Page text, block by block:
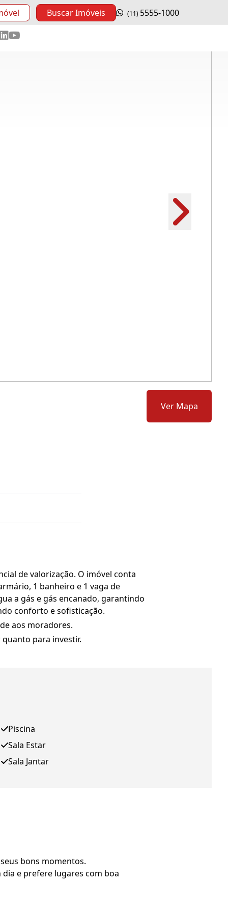
Buscar Imóveis (11) 5555-1000
Ver Mapa
de valorização. O imóvel conta
1 banheiro e 1 vaga de
a gás e gás encanado, garantindo
conforto e sofisticação.
aos moradores.
para investir.
Piscina
Sala Estar
Sala Jantar
bons momentos.
e prefere lugares com boa